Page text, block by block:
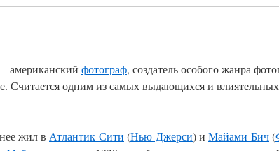
американский фотограф, создатель особого жанра
Считается одним из самых выдающихся и
жил в Атлантик-Сити (Нью-Джерси) и Майами-Бич(